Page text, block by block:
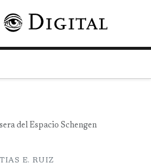
Pasar al contenido principal
del Espacio Schengen
E. RUIZ